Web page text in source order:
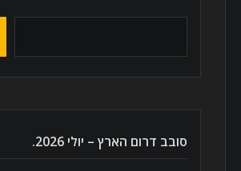
סובב דרום הארץ – יולי 2026.